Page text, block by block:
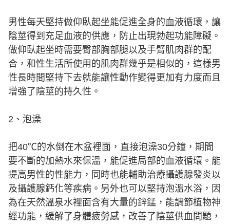
男性每天堅持做仰臥起坐能促進全身的血液循環，讓
陰莖得到充足血液的供應，防止出現勃起功能障礙。
做仰臥起坐時需要臀部胸部腿以及手臂肌肉群的配
合，和性生活所使用的肌肉群幾乎是相似的，這樣男
性長時間堅持下去就能讓性動作變得更加有力度而且
增強了陰莖的持久性。
2、泡澡
把40℃的水倒在木盆裡面，直接泡澡30分鐘，期間
要不斷的加熱水來保溫，能促進局部的血液循環。能
提高男性的性能力，同時也能輔助治療攝護腺發炎以
及攝護腺鈣化等疾病。另外也可以堅持泡溫水浴，因
為在天然溫泉水裡面含有大量的鋅錳，能調節植物神
經功能，緩解了身體疲勞感，改善了陰莖供血問題，